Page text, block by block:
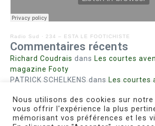
Radio Sud · 234 – ESTA LE FOOTICHISTE
Commentaires récents
Richard Coudrais dans Les courtes
magazine Footy
PATRICK SCHELKENS dans Les courtes
Bohn fabiennedans Intrigues
Steph. RUTA dansLust for Nice
MIRMANDdansPieds agiles et
Nous utilisons des cookies sur notre
vous offrir l'expérience la plus
mémorisant vos préférences et les